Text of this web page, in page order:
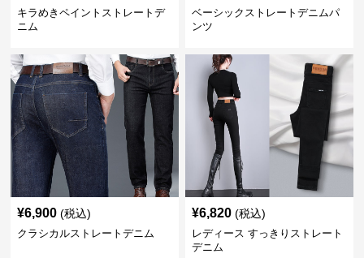
キラめきペイントストレートデ
ニム
ベーシックストレートデニムパ
ンツ
¥6,900 (税込)
クラシカルストレートデニム
¥6,820 (税込)
レディース すっきりストレート
デニム